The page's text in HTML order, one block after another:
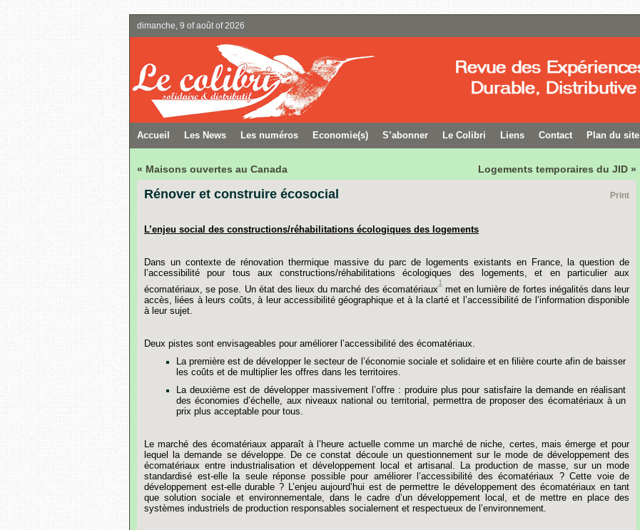
dimanche, 9 of août of 2026
Accueil Les News Les numéros Economie(s) S’abonner Le Colibri Liens Contact Plan du site
« Maisons ouvertes au Canada Logements temporaires du JID »
Print
Rénover et construire écosocial
L’enjeu social des constructions/réhabilitations écologiques des logements
Dans un contexte de rénovation thermique massive du parc de logements existants en France, la question de
l’accessibilité
pour tous aux constructions/réhabilitations écologiques des logements, et en particulier
aux
écomatériaux, se pose. Un état des lieux du marché des écomatériaux
1
met en lumière de fortes inégalités dans leur
accès, liées à leurs coûts, à leur accessibilité géographique et à la clarté et l’accessibilité de l’information disponible
à leur sujet.
.
Deux pistes sont envisageables pour améliorer l’accessibilité des écomatériaux.
La première est de développer le secteur de l’économie sociale et solidaire et en filière courte afin de baisser
les coûts et de multiplier les offres dans les territoires.
La deuxième est de développer massivement ’offre : produire plus pour satisfaire la demande en réalisant
des économies d’échelle, aux niveaux national ou territorial, permettra de proposer des écomatériaux à un
prix plus acceptable pour tous.
.
Le marché des écomatériaux apparaît à l’ heure actuelle comme un marché de niche, certes, mais émerge et pour
lequel
la demande se développe. De ce constat découle un questionnement sur le mode de développement des
écomatériaux entre industrialisation et développement local et artisanal. La production de masse, sur un mode
standardisé est-elle la seule réponse possible pour améliorer ’accessibilité des écomatériaux ? Cette voie de
développement est-elle durable ? L’enjeu aujourd’hui est de permettre le développement des écomatériaux en tant
que solution sociale et environnementale, dans le cadre d’un développement local, et de mettre en place des
systèmes industriels de production responsables socialement et respectueux de l’environnement.
.